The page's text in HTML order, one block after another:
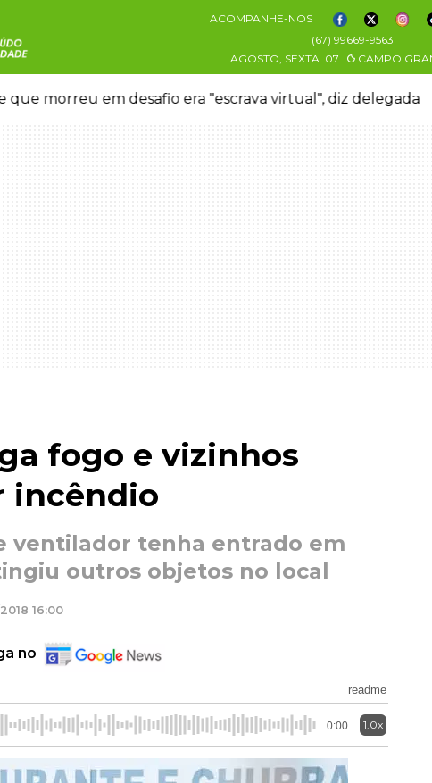
ACOMPANHE-NOS
(67) 99669-9563
AGOSTO, SEXTA 07 CAMPO
que morreu em desafio era "escrava virtual", diz delegada
fogo e vizinhos
incêndio
ventilador tenha entrado em
outros objetos no local
16:00
no
readme
0:00 1.0x